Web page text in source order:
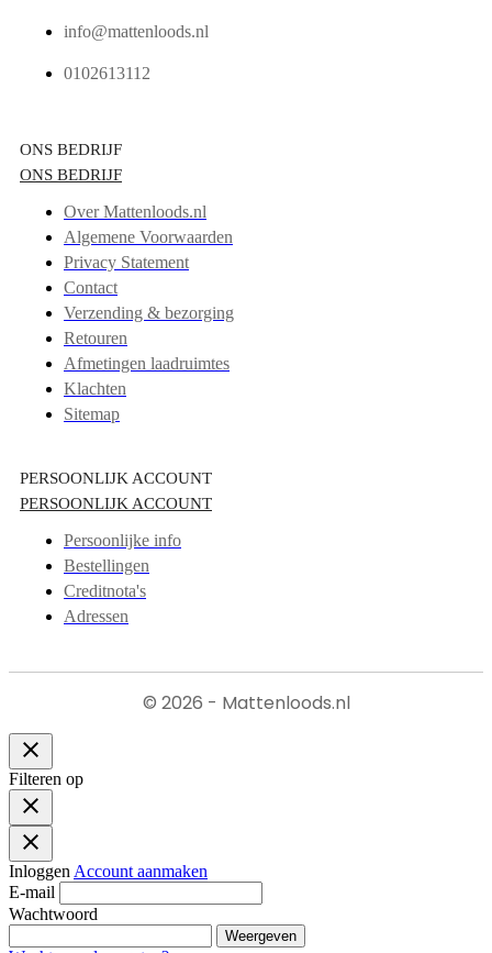
info@mattenloods.nl
0102613112
ONS BEDRIJF
ONS BEDRIJF
Over Mattenloods.nl
Algemene Voorwaarden
Privacy Statement
Contact
Verzending & bezorging
Retouren
Afmetingen laadruimtes
Klachten
Sitemap
PERSOONLIJK ACCOUNT
PERSOONLIJK ACCOUNT
Persoonlijke info
Bestellingen
Creditnota's
Adressen
© 2026 - Mattenloods.nl
close
Filteren op
close
close
Inloggen Account aanmaken
E-mail
Wachtwoord
Weergeven